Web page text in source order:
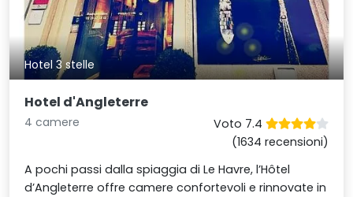
Hotel 3 stelle
Hotel d'Angleterre
4 camere
Voto 7.4
(1634 recensioni)
A pochi passi dalla spiaggia di Le Havre, l’Hôtel
d’Angleterre offre camere confortevoli e rinnovate in